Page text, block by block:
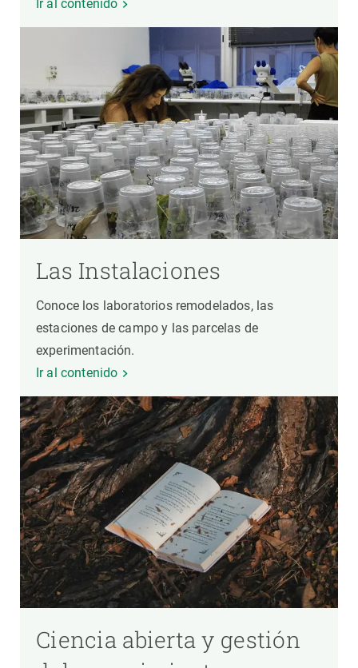
Ir al contenido
Las Instalaciones
Conoce los laboratorios remodelados, las
estaciones de campo y las parcelas de
experimentación.
Ir al contenido
Ciencia abierta y gestión